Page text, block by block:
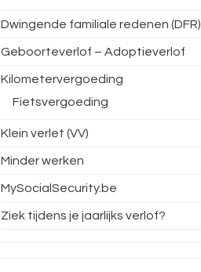
Dwingende familiale redenen (DFR)
Geboorteverlof – Adoptieverlof
Kilometervergoeding
Fietsvergoeding
Klein verlet (VV)
Minder werken
MySocialSecurity.be
Ziek tijdens je jaarlijks verlof?